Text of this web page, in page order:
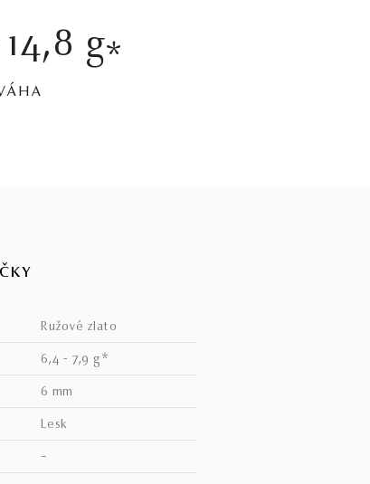
14,8 g*
ružové zlato
6,4 - 7,9 g*
6 mm
lesk
–